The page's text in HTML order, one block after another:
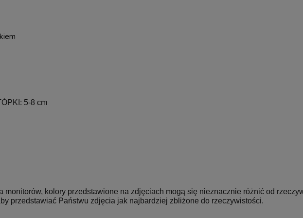
5-8 cm
monitorów, kolory przedstawione na zdjęciach mogą się nieznacznie różnić od
przedstawiać Państwu zdjęcia jak najbardziej zbliżone do rzeczywistości.